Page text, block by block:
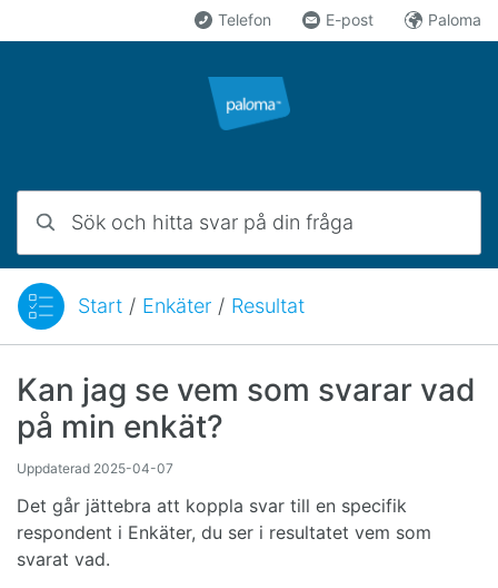
Telefon E-post Paloma
Du är här:Start / Enkäter / Resultat
Kan jag se vem som svarar vad
på min enkät?
Uppdaterad 2025-04-07
Det går jättebra att koppla svar till en specifik
respondent i Enkäter, du ser i resultatet vem som
svarat vad.